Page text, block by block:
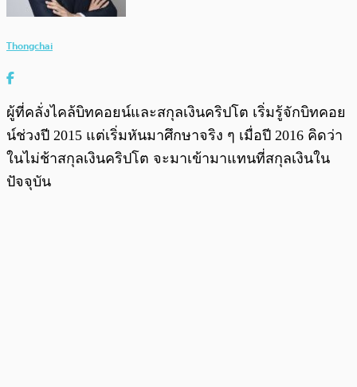
Thongchai
ผู้ที่คลั่งไคล้บิทคอยน์และสกุลเงินคริปโต เริ่มรู้จักบิทคอย
น์ช่วงปี 2015 แต่เริ่มหันมาศึกษาจริง ๆ เมื่อปี 2016 คิดว่า
ในไม่ช้าสกุลเงินคริปโต จะมาเข้ามาแทนที่สกุลเงินใน
ปัจจุบัน